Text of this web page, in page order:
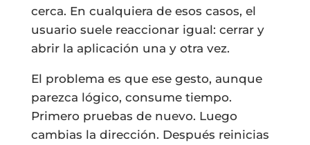
cerca. En cualquiera de esos casos, el
usuario suele reaccionar igual: cerrar y
abrir la aplicación una y otra vez.
El problema es que ese gesto, aunque
parezca lógico, consume tiempo.
Primero pruebas de nuevo. Luego
cambias la dirección. Después reinicias